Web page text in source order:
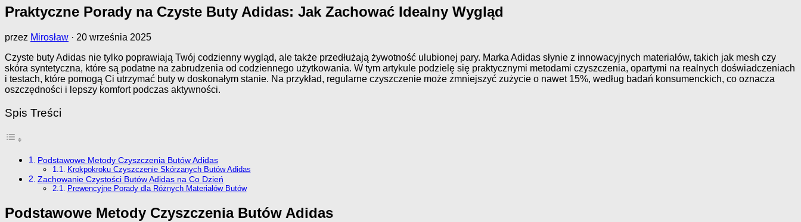
Praktyczne Porady na Czyste Buty Adidas: Jak Zachować Idealny Wygląd
przez Mirosław · 20 września 2025
Czyste buty Adidas nie tylko poprawiają Twój codzienny wygląd, ale także przedłużają żywotność ulubionej pary. Marka Adidas słynie z innowacyjnych materiałów, takich jak mesh czy
skóra syntetyczna, które są podatne na zabrudzenia od codziennego użytkowania. W tym artykule podzielę się praktycznymi metodami czyszczenia, opartymi na realnych doświadczeniach
i testach, które pomogą Ci utrzymać buty w doskonałym stanie. Na przykład, regularne czyszczenie może zmniejszyć zużycie o nawet 15%, według badań konsumenckich, co oznacza
oszczędności i lepszy komfort podczas aktywności.
Spis Treści
Podstawowe Metody Czyszczenia Butów Adidas
Krokpokroku Czyszczenie Skórzanych Butów Adidas
Zachowanie Czystości Butów Adidas na Co Dzień
Prewencyjne Porady dla Różnych Materiałów Butów
Podstawowe Metody Czyszczenia Butów Adidas